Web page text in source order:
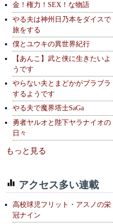
金！権力！SEX！な物語
やる夫は神州日乃本をダイスで
旅をする
僕とユウキの異世界紀行
【あんこ】武と侠に生きたいよ
うです
やらない夫とまどかがブラブラ
するようです
やる夫で魔界塔士SaGa
勇者ヤルオと陛下ヤラナイオの
日々
もっと見る
アクセス多い連載
高校球児フリット・アスノの栄
冠ナイン